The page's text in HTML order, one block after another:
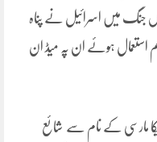
جنگ میں اسرائیل نے پناہ
استعمال ہوئے ان پہ میڈ ان
مارسی کے نام سے شائع